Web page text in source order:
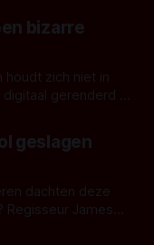
waarvoor de
bizarre
houdt zich niet in
gerenderd en
onheilspellends,
met ieder woord
geslagen
dachten deze
Regisseur James